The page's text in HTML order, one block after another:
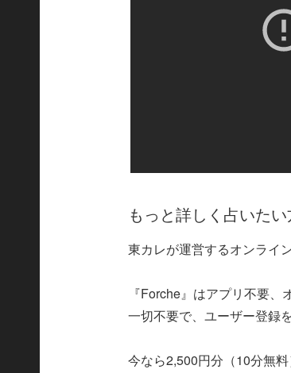
もっと詳しく占いたい
東カレが運営するオンライ
『Forche』はアプリ不要
一切不要で、ユーザー登録
今なら2,500円分（10分無